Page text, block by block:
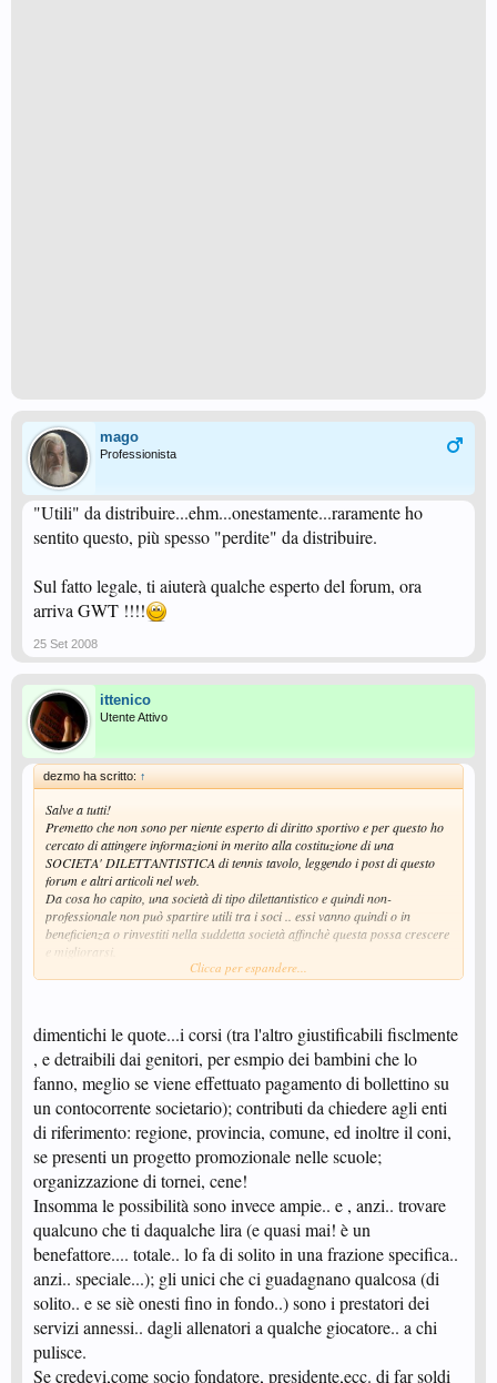
mago
Professionista
"Utili" da distribuire...ehm...onestamente...raramente ho
sentito questo, più spesso "perdite" da distribuire.
Sul fatto legale, ti aiuterà qualche esperto del forum, ora
arriva GWT !!!!
25 Set 2008
ittenico
Utente Attivo
dezmo ha scritto: ↑
Salve a tutti!
Premetto che non sono per niente esperto di diritto sportivo e per questo ho
cercato di attingere informazioni in merito alla costituzione di una
SOCIETA' DILETTANTISTICA di tennis tavolo, leggendo i post di questo
forum e altri articoli nel web.
Da cosa ho capito, una società di tipo dilettantistico e quindi non-
professionale non può spartire utili tra i soci .. essi vanno quindi o in
beneficienza o rinvestiti nella suddetta società affinchè questa possa crescere
e migliorarsi.
Se questo è vero, deduco quindi che le uniche entrate che possono permettere
E' così la musica? o mi manca qualche tassello per capire come stanno le
cose realmente?
Spero che qualcuno mi riesca a spiegare questo importante passaggio..
Grazie,
dezmo
Clicca per espandere...
dimentichi le quote...i corsi (tra l'altro giustificabili fisclmente
, e detraibili dai genitori, per esmpio dei bambini che lo
fanno, meglio se viene effettuato pagamento di bollettino su
un contocorrente societario); contributi da chiedere agli enti
di riferimento: regione, provincia, comune, ed inoltre il coni,
se presenti un progetto promozionale nelle scuole;
organizzazione di tornei, cene!
Insomma le possibilità sono invece ampie.. e , anzi.. trovare
qualcuno che ti daqualche lira (e quasi mai! è un
benefattore.... totale.. lo fa di solito in una frazione specifica..
anzi.. speciale...); gli unici che ci guadagnano qualcosa (di
solito.. e se siè onesti fino in fondo..) sono i prestatori dei
servizi annessi.. dagli allenatori a qualche giocatore.. a chi
pulisce.
Se credevi,come socio fondatore, presidente,ecc. di far soldi